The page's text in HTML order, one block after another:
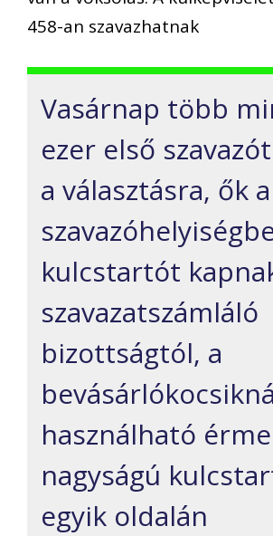
458-an szavazhatnak
Vasárnap több
ezer első
a választásra, ők a
kulcstartót
szavazatszámláló
bizottságtól, a
használható érme
nagyságú
egyik oldalán